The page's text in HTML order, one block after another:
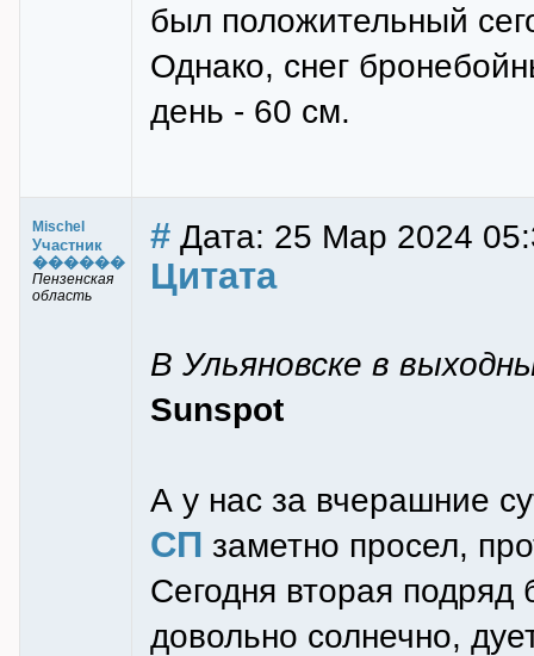
был положительный
Однако, снег
день - 60 см.
Mischel
Участник
������
Пензенская
область
# Дата: 25 Мар 2024
Цитата
В Ульяновске в
Sunspot
А у нас за вчерашние
СП заметно просел,
Сегодня вторая
довольно солнечно,